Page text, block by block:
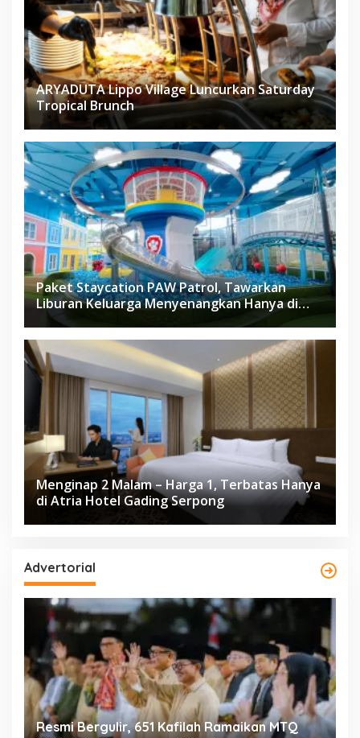
ARYADUTA Lippo Village Luncurkan Saturday
Tropical Brunch
Paket Staycation PAW Patrol, Tawarkan
Liburan Keluarga Menyenangkan Hanya di
Herloom Hotel BSD
Menginap 2 Malam – Harga 1, Terbatas Hanya
di Atria Hotel Gading Serpong
Advertorial
Resmi Bergulir, 651 Kafilah Ramaikan MTQ